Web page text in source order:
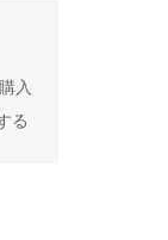
入
る